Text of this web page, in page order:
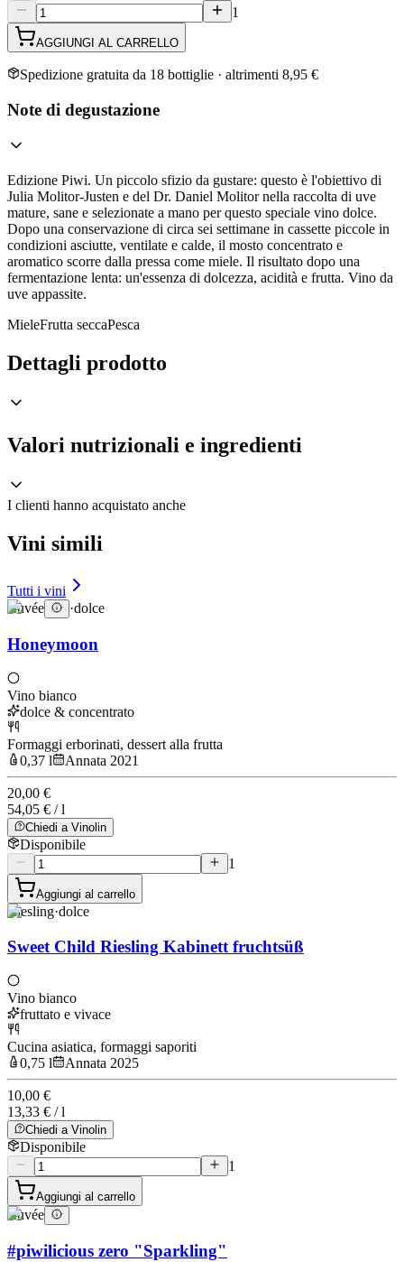
1
AGGIUNGI AL CARRELLO
Spedizione gratuita da 18 bottiglie · altrimenti 8,95 €
Note di degustazione
Edizione Piwi. Un piccolo sfizio da gustare: questo è l'obiettivo di
Julia Molitor-Justen e del Dr. Daniel Molitor nella raccolta di uve
mature, sane e selezionate a mano per questo speciale vino dolce.
Dopo una conservazione di circa sei settimane in cassette piccole in
condizioni asciutte, ventilate e calde, il mosto concentrato e
aromatico scorre dalla pressa come miele. Il risultato dopo una
fermentazione lenta: un'essenza di dolcezza, acidità e frutta. Vino da
uve appassite.
MieleFrutta seccaPesca
Dettagli prodotto
Valori nutrizionali e ingredienti
I clienti hanno acquistato anche
Vini simili
Tutti i vini
Cuvée
·dolce
Honeymoon
Vino bianco
dolce & concentrato
Formaggi erborinati, dessert alla frutta
0,37 l
Annata 2021
20,00 €
54,05 € / l
Chiedi a Vinolin
Disponibile
1
Aggiungi al carrello
Riesling·dolce
Sweet Child Riesling Kabinett fruchtsüß
Vino bianco
fruttato e vivace
Cucina asiatica, formaggi saporiti
0,75 l
Annata 2025
10,00 €
13,33 € / l
Chiedi a Vinolin
Disponibile
1
Aggiungi al carrello
Cuvée
#piwilicious zero "Sparkling"